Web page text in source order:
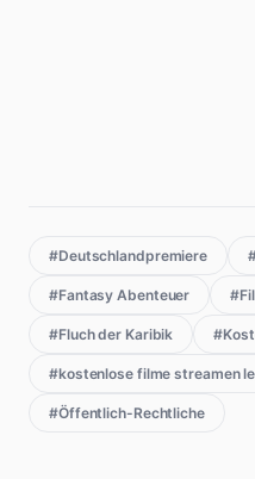
#Deutschlandpremiere
#Fantasy Abenteuer
#Fluch der Karibik
#kostenlose filme streamen
#Öffentlich-Rechtliche